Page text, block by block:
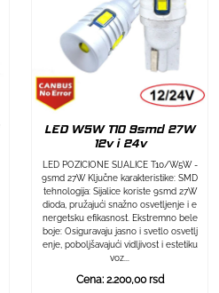
LED W5W T10 9smd 27W
12v i 24v
LED POZICIONE SIJALICE T10/W5W -
9smd 27W Ključne karakteristike: SMD
tehnologija: Sijalice koriste 9smd 27W
dioda, pružajući snažno osvetljenje i e
nergetsku efikasnost. Ekstremno bele
boje: Osiguravaju jasno i svetlo osvetlj
enje, poboljšavajući vidljivost i estetiku
voz...
Cena: 2.200,00 rsd